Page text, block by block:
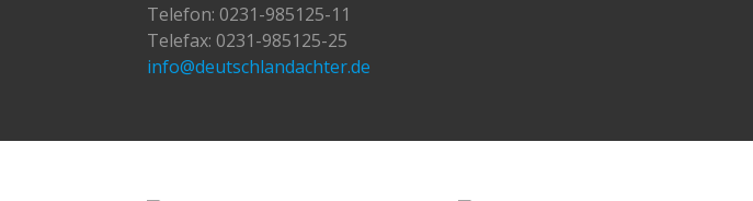
Telefon: 0231-985125-11
Telefax: 0231-985125-25
info@deutschlandachter.de